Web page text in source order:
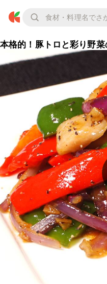
本格的！豚トロと彩り野